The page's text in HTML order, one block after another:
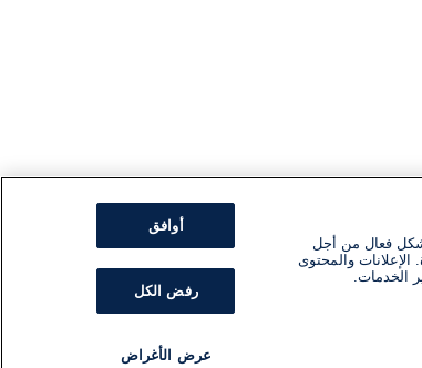
فعال من أجل
والمحتوى
الخدمات.
أوافق
رفض الكل
عرض الأغراض